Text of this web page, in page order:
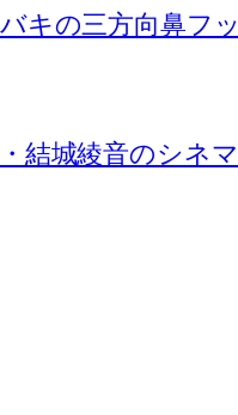
キの三方向鼻フ
結城綾音のシネ